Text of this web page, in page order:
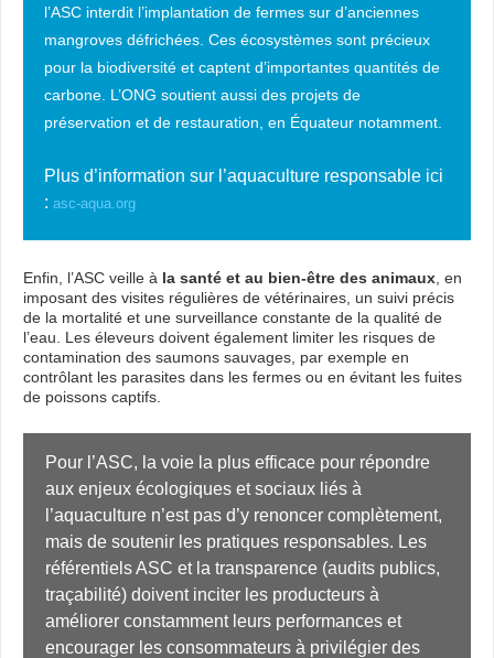
l’ASC interdit l’implantation de fermes sur d’anciennes
mangroves défrichées. Ces écosystèmes sont précieux
pour la biodiversité et captent d’importantes quantités de
carbone. L’ONG soutient aussi des projets de
préservation et de restauration, en Équateur notamment.
Plus d’information sur l’aquaculture responsable ici
: asc-aqua.org
Enfin, l’ASC veille à la santé et au bien-être des animaux , en
imposant des visites régulières de vétérinaires, un suivi précis
de la mortalité et une surveillance constante de la qualité de
l’eau. Les éleveurs doivent également limiter les risques de
contamination des saumons sauvages, par exemple en
contrôlant les parasites dans les fermes ou en évitant les fuites
de poissons captifs.
Pour l’ASC, la voie la plus efficace pour répondre
aux enjeux écologiques et sociaux liés à
l’aquaculture n’est pas d’y renoncer complètement,
mais de soutenir les pratiques responsables. Les
référentiels ASC et la transparence (audits publics,
traçabilité) doivent inciter les producteurs à
améliorer constamment leurs performances et
encourager les consommateurs à privilégier des